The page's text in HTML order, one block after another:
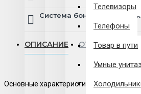
Телевизоры
Телефоны
Товар в пути
Умные
Система бонусов и
ОПИСАНИЕ ОТЗЫВЫ
Основные характеристики